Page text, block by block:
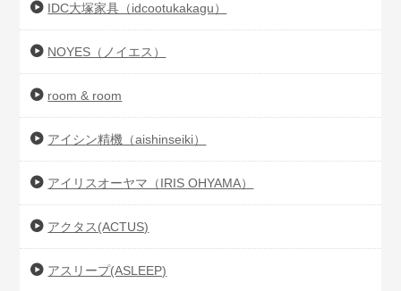
IDC大塚家具（idcootukakagu）
NOYES（ノイエス）
room & room
アイシン精機（aishinseiki）
アイリスオーヤマ（IRIS OHYAMA）
アクタス(ACTUS)
アスリープ(ASLEEP)